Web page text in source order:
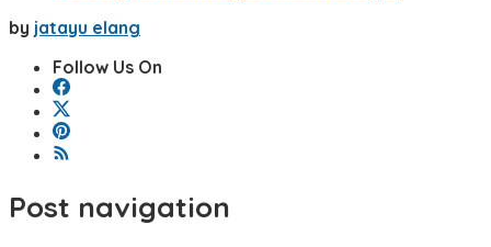
by jatayu elang
Follow Us On
Post navigation